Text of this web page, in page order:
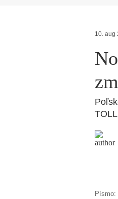
10. aug
TOLL
Písmo: